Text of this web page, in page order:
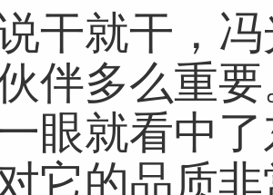
就干，冯
伴多么重
眼就看中
它的品质